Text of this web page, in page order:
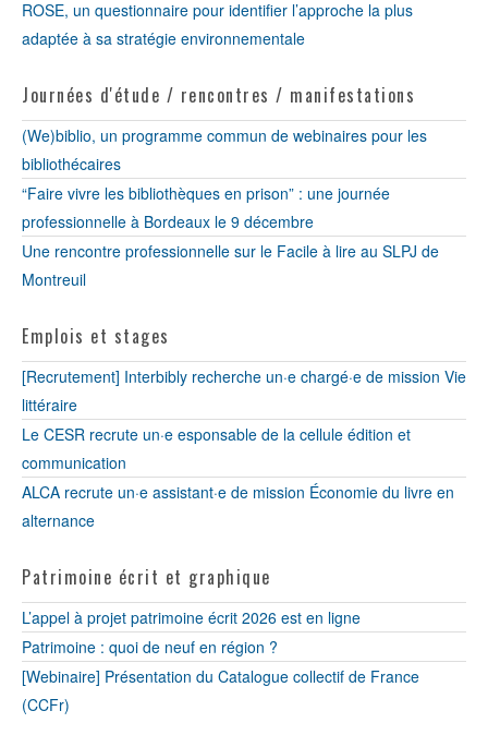
ROSE, un questionnaire pour identifier l’approche la plus
adaptée à sa stratégie environnementale
Journées d'étude / rencontres / manifestations
(We)biblio, un programme commun de webinaires pour les
bibliothécaires
“Faire vivre les bibliothèques en prison” : une journée
professionnelle à Bordeaux le 9 décembre
Une rencontre professionnelle sur le Facile à lire au SLPJ de
Montreuil
Emplois et stages
[Recrutement] Interbibly recherche un·e chargé·e de mission Vie
littéraire
Le CESR recrute un·e esponsable de la cellule édition et
communication
ALCA recrute un·e assistant·e de mission Économie du livre en
alternance
Patrimoine écrit et graphique
L’appel à projet patrimoine écrit 2026 est en ligne
Patrimoine : quoi de neuf en région ?
[Webinaire] Présentation du Catalogue collectif de France
(CCFr)